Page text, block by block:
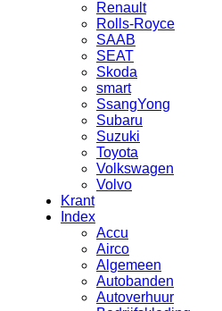
Renault
Rolls-Royce
SAAB
SEAT
Skoda
smart
SsangYong
Subaru
Suzuki
Toyota
Volkswagen
Volvo
Krant
Index
Accu
Airco
Algemeen
Autobanden
Autoverhuur